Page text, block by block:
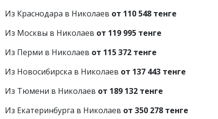
Из Краснодара в Николаев от 110 548 тенге
Из Москвы в Николаев от 119 995 тенге
Из Перми в Николаев от 115 372 тенге
Из Новосибирска в Николаев от 137 443 тенге
Из Тюмени в Николаев от 189 132 тенге
Из Екатеринбурга в Николаев от 350 278 тенге